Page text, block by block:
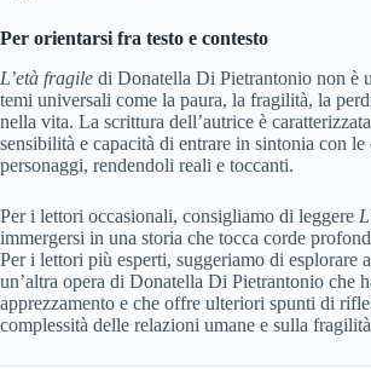
Per orientarsi fra testo e contesto
L’età fragile di Donatella Di Pietrantonio non è
temi universali come la paura, la fragilità, la
nella vita. La scrittura dell’autrice è
sensibilità e capacità di entrare in sintonia con
personaggi, rendendoli reali e toccanti.
Per i lettori occasionali, consigliamo di leggere
immergersi in una storia che tocca corde
Per i lettori più esperti, suggeriamo di esplorare
un’altra opera di Donatella Di Pietrantonio che
apprezzamento e che offre ulteriori spunti di
complessità delle relazioni umane e sulla fragilità